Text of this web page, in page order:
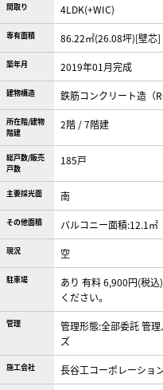
間取り 4LDK(+WIC)
専有面積 86.22㎡(26.08坪)[壁芯]
築年月 2019年01月完成
建物構造 鉄筋コンクリート造（
所在階/建物
階建
2階 / 7階建
総戸数/販売
戸数
185戸
主要採光面 南
その他面積 バルコニー面積:12.1㎡
現況 空
駐車場
あり 有料 6,900円(税
ください。
管理
管理形態:全部委託 管
ズ
施工会社 長谷工コーポレーショ